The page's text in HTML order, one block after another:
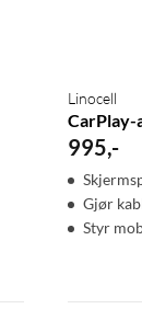
Linocell
CarPlay-
995,-
Gjør
Styr